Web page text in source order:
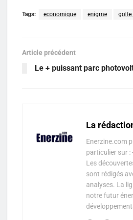
Tags: economique enigme golfe
Article précédent
Le + puissant parc
La
Enerzine.com
particulier sur :
Les
sont rédigés
analyses. La
notre futur